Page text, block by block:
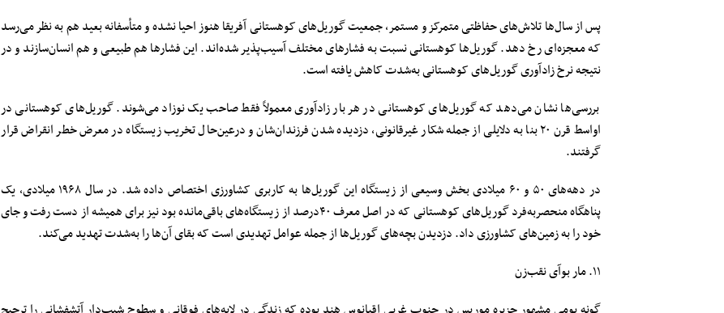
پس از سال‌ها تلاش‌های حفاظتی متمرکز و مستمر، جمعیت گوریل‌های کوهستانی آفریقا هنوز احیا نشده و متأسفانه بعید هم به نظر می‌رسد
که معجزه‌ای رخ دهد. گوریل‌ها کوهستانی نسبت به فشار‌های مختلف آسیب‌پذیر شده‌اند. این فشار‌ها هم طبیعی و هم انسان‌سازند و در
نتیجه نرخ زادآوری گوریل‌های کوهستانی به‌شدت کاهش یافته است.
بررسی‌ها نشان می‌دهد که گوریل‌های کوهستانی در هر بار زادآوری معمولاً فقط صاحب یک نوزاد می‌شوند. گوریل‌های کوهستانی در
اواسط قرن ۲۰ بنا به دلایلی از جمله شکار غیرقانونی، دزدیده شدن فرزندان‌شان و درعین‌حال تخریب زیستگاه در معرض خطر انقراض قرار
گرفتند.
در دهه‌های ۵۰ و ۶۰ میلادی بخش وسیعی از زیستگاه این گوریل‌ها به کاربری کشاورزی اختصاص داده شد. در سال ۱۹۶۸ میلادی، یک
پناهگاه منحصربه‌فرد گوریل‌های کوهستانی که در اصل معرف ۴۰درصد از زیستگاه‌های باقی‌مانده بود نیز برای همیشه از دست رفت و جای
خود را به زمین‌های کشاورزی داد. دزدیدن بچه‌های گوریل‌ها از جمله عوامل تهدیدی است که بقای آن‌ها را به‌شدت تهدید می‌کند.
۱۱. مار بوآی نقب‌زن